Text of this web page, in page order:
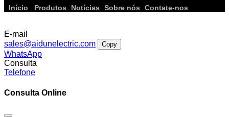
Início Produtos Notícias Sobre nós Contate-nos
E-mail
sales@aidunelectric.com
Copy
WhatsApp
Consulta
Telefone
Consulta Online